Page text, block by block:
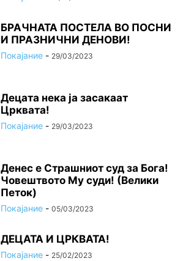
БРАЧНАТА ПОСТЕЛА ВО ПОСНИ
И ПРАЗНИЧНИ ДЕНОВИ!
Покајание - 29/03/2023
Децата нека ја засакаат
Црквата!
Покајание - 29/03/2023
Денес е Страшниот суд за Бога!
Човештвото Му суди! (Велики
Петок)
Покајание - 05/03/2023
ДЕЦАТА И ЦРКВАТА!
Покајание - 25/02/2023